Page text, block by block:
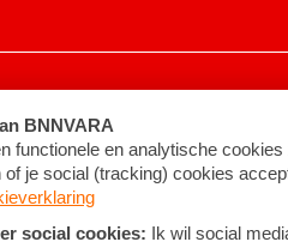
voorwaarden ©